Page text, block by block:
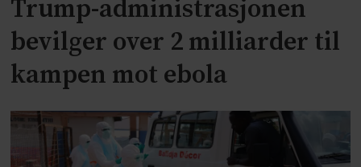
Trump-administrasjonen
bevilger over 2 milliarder til
kampen mot ebola